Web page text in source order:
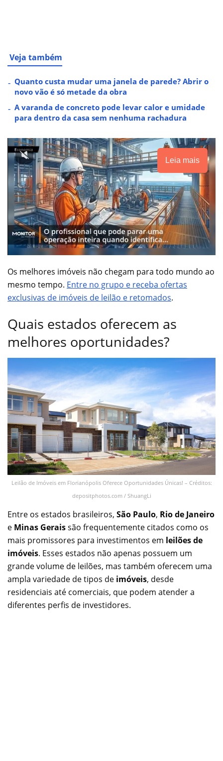
Veja também
Quanto custa mudar uma janela de parede? Abrir o
novo vão é só metade da obra
A varanda de concreto pode levar calor e umidade
para dentro da casa sem nenhuma rachadura
Leia mais
Os melhores imóveis não chegam para todo mundo ao
mesmo tempo. Entre no grupo e receba ofertas
exclusivas de imóveis de leilão e retomados.
Quais estados oferecem as
melhores oportunidades?
Leilão de Imóveis em Florianópolis Oferece Oportunidades Únicas! – Créditos:
depositphotos.com / ShuangLi
Entre os estados brasileiros, São Paulo, Rio de Janeiro
e Minas Geraissão frequentemente citados como os
mais promissores para investimentos em leilões de
imóveis. Esses estados não apenas possuem um
grande volume de leilões, mas também oferecem uma
ampla variedade de tipos de imóveis, desde
residenciais até comerciais, que podem atender a
diferentes perfis de investidores.